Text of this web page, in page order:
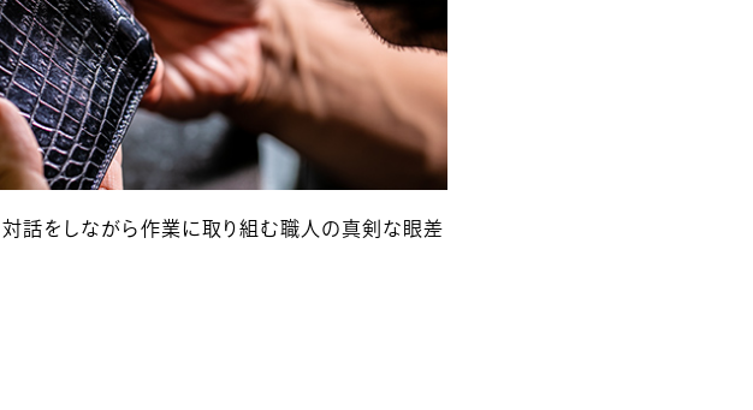
対話をしながら作業に取り組む職人の真剣な眼差